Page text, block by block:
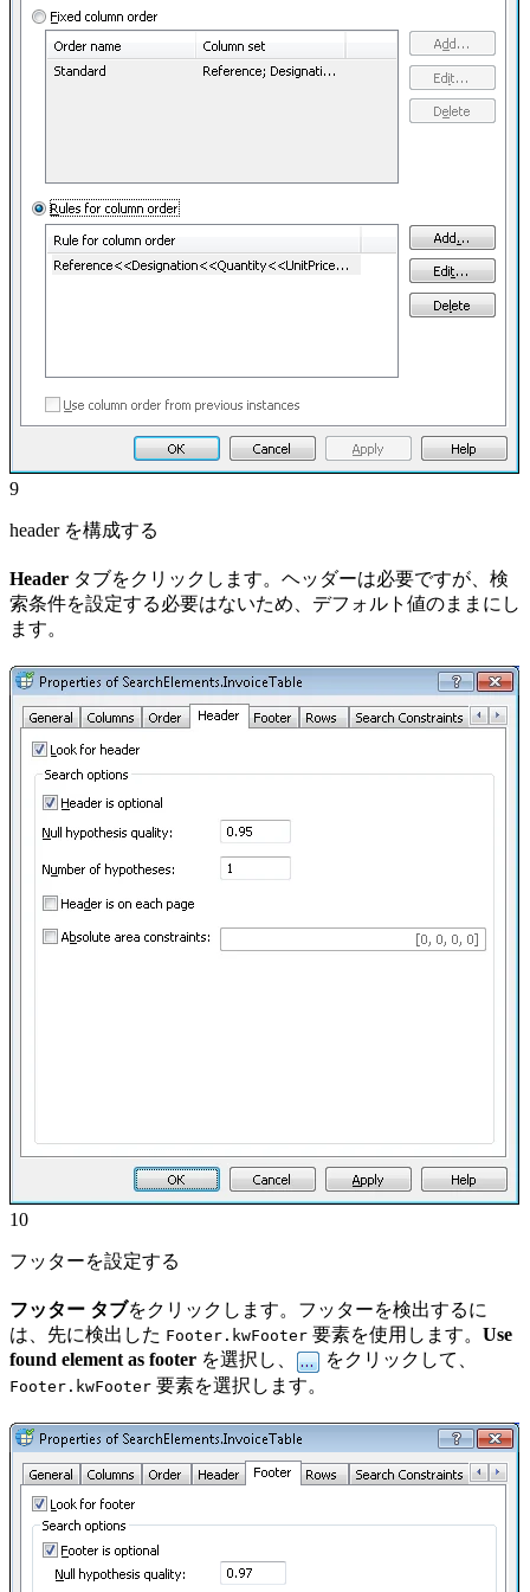
9
header を構成する
Header タブをクリックします。ヘッダーは必要ですが、検
索条件を設定する必要はないため、デフォルト値のままにし
ます。
10
フッターを設定する
フッター タブをクリックします。フッターを検出するに
は、先に検出した Footer.kwFooter 要素を使用します。 Use
found element as footer を選択し、 をクリックして、
Footer.kwFooter 要素を選択します。